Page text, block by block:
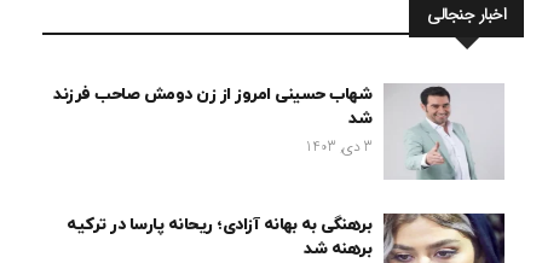
اخبار جنجالی
شهاب حسینی امروز از زن دومش صاحب فرزند
شد
3 دی, 1403
برهنگی به بهانه آزادی؛ ریحانه پارسا در ترکیه
برهنه شد